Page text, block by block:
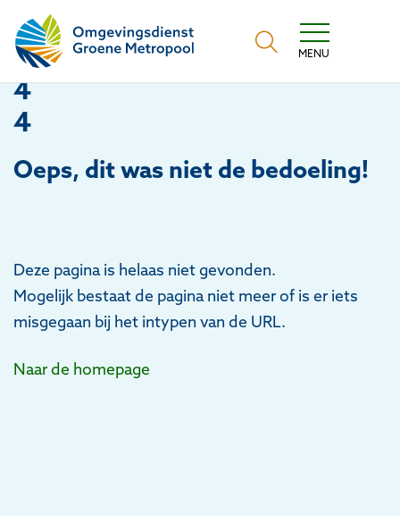
Omgevingsdienst Groene Metropool
MENU
4
4
Oeps, dit was niet de bedoeling!
Deze pagina is helaas niet gevonden.
Mogelijk bestaat de pagina niet meer of is er iets
misgegaan bij het intypen van de URL.
Naar de homepage